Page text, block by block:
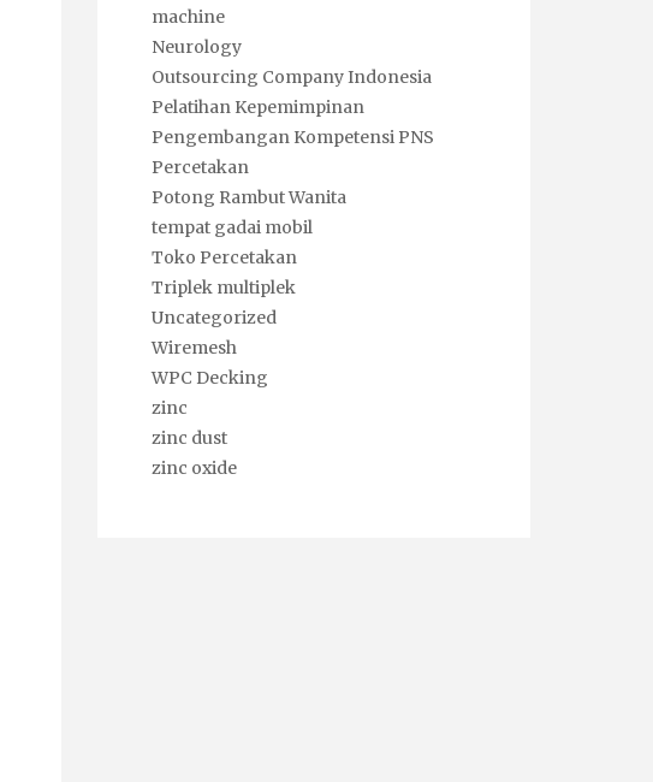
machine
Neurology
Outsourcing Company Indonesia
Pelatihan Kepemimpinan
Pengembangan Kompetensi PNS
Percetakan
Potong Rambut Wanita
tempat gadai mobil
Toko Percetakan
Triplek multiplek
Uncategorized
Wiremesh
WPC Decking
zinc
zinc dust
zinc oxide